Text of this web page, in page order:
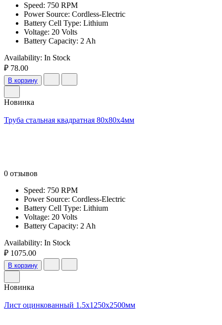
Speed: 750 RPM
Power Source: Cordless-Electric
Battery Cell Type: Lithium
Voltage: 20 Volts
Battery Capacity: 2 Ah
Availability: In Stock
₽ 78.00
В корзину
Новинка
Труба стальная квадратная 80х80х4мм
0 отзывов
Speed: 750 RPM
Power Source: Cordless-Electric
Battery Cell Type: Lithium
Voltage: 20 Volts
Battery Capacity: 2 Ah
Availability: In Stock
₽ 1075.00
В корзину
Новинка
Лист оцинкованный 1.5x1250x2500мм